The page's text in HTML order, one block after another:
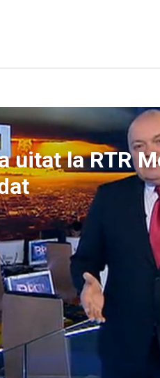
uitat la RTR